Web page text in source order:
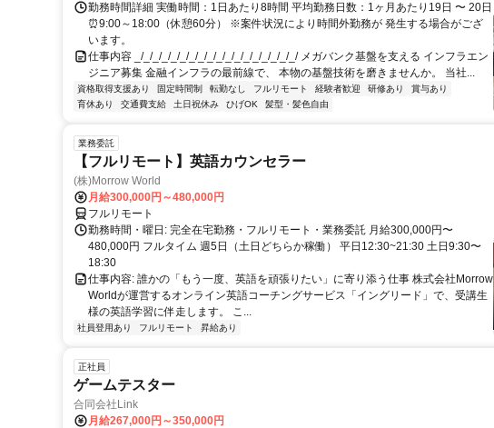
勤務時間詳細 実働時間：1日あたり8時間 平均勤務日数：1ヶ月あたり19日 〜 20日
⏰9:00～18:00（休憩60分） ※案件状況により時間外勤務が 発生する場合がござ
います。
仕事内容 _/_/_/_/_/_/_/_/_/_/_/_/_/_/_/_/_/_/ メガバンク基盤を支える インフラエン
ジニア募集 金融インフラの最前線で、 本物の基盤技術を磨きませんか。 当社...
資格取得支援あり 固定時間制 転勤なし フルリモート 経験者歓迎 研修あり
賞与あり
育休あり
交通費支給 土日祝休み ひげOK 髪型・髪色自由
業務委託
【フルリモート】英語カウンセラー
(株)Morrow World
月給300,000円～480,000円
フルリモート
勤務時間・曜日: 完全在宅勤務・フルリモート・業務委託 月給300,000円〜
480,000円 フルタイム 週5日（土日どちらか稼働） 平日12:30~21:30 土日9:30〜
18:30
仕事内容: 誰かの「もう一度、英語を頑張りたい」に寄り添う仕事 株式会社Morrow
Worldが運営するオンライン英語コーチングサービス「イングリード」で、受講生
様の英語学習に伴走します。 こ...
社員登用あり フルリモート 昇給あり
正社員
ゲームテスター
合同会社Link
月給267,000円～350,000円